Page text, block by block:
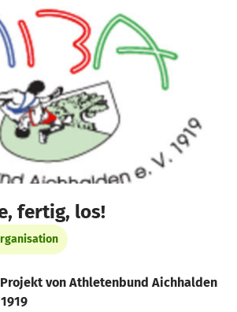
anzeigen
fertig, los!
von Athletenbund Aichhalden